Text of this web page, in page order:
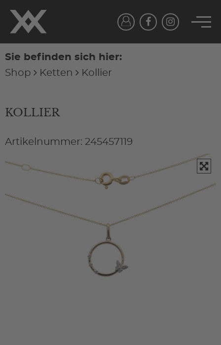
Sie befinden sich hier:
Shop
Ketten Kollier
KOLLIER
Artikelnummer: 245457119